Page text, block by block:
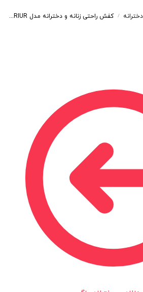
/ کفش راحتی زنانه و دخترانه مدل WARRIUR RIUR رنگ سفید کد M362